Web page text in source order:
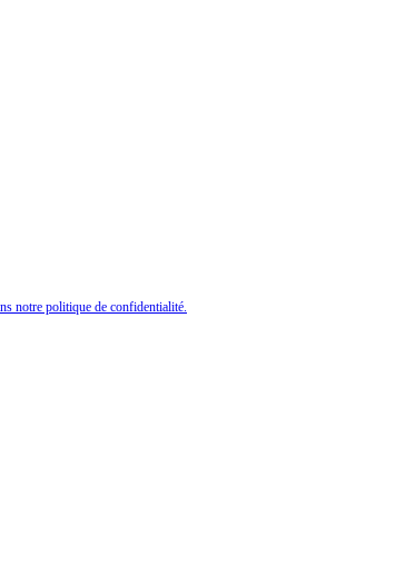
notre politique de confidentialité.